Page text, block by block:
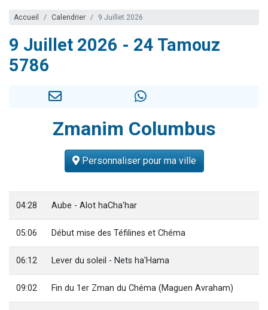
Accueil Calendrier 9 Juillet 2026
9 Juillet 2026 - 24 Tamouz
5786
Zmanim Columbus
Personnaliser pour ma ville
04:28 Aube - Alot haCha'har
05:06 Début mise des Téfilines et Chéma
06:12 Lever du soleil - Nets ha'Hama
09:02 Fin du 1er Zman du Chéma (Maguen Avraham)